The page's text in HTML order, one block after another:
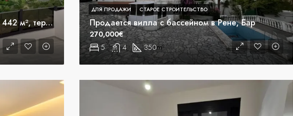
Роскошный пентхаус в центре Бара, 442 м², терраса 250 м², бассейн. Продается вилла с бассейном в Рене, Бар
5 4 350m²
270,000€
ДЛЯ ПРОДАЖИ СТАРОЕ СТРОИТЕЛЬСТВО